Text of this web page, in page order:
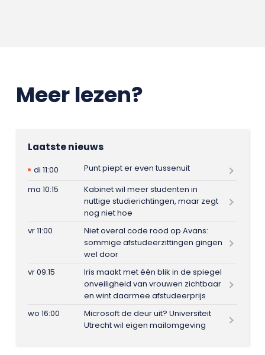
Meer lezen?
Laatste nieuws
di 11:00
Punt piept er even tussenuit
ma 10:15
Kabinet wil meer studenten in
nuttige studierichtingen, maar zegt
nog niet hoe
vr 11:00
Niet overal code rood op Avans:
sommige afstudeerzittingen gingen
wel door
vr 09:15
Iris maakt met één blik in de spiegel
onveiligheid van vrouwen zichtbaar
en wint daarmee afstudeerprijs
wo 16:00
Microsoft de deur uit? Universiteit
Utrecht wil eigen mailomgeving